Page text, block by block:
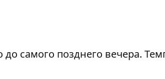
самого позднего вечера.